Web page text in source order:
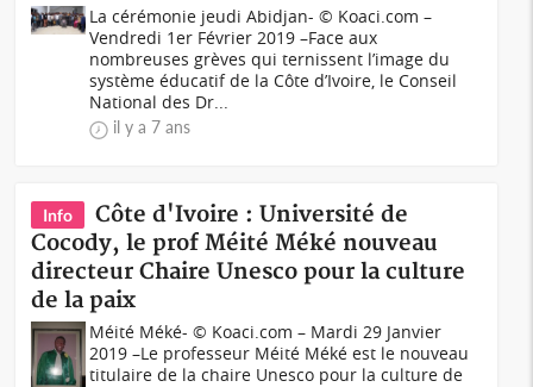
La cérémonie jeudi Abidjan- © Koaci.com –
Vendredi 1er Février 2019 –Face aux
nombreuses grèves qui ternissent l’image du
système éducatif de la Côte d’Ivoire, le Conseil
National des Dr...
il y a 7 ans
Info
Côte d'Ivoire : Université de
Cocody, le prof Méité Méké nouveau
directeur Chaire Unesco pour la culture
de la paix
Méité Méké- © Koaci.com – Mardi 29 Janvier
2019 –Le professeur Méité Méké est le nouveau
titulaire de la chaire Unesco pour la culture de